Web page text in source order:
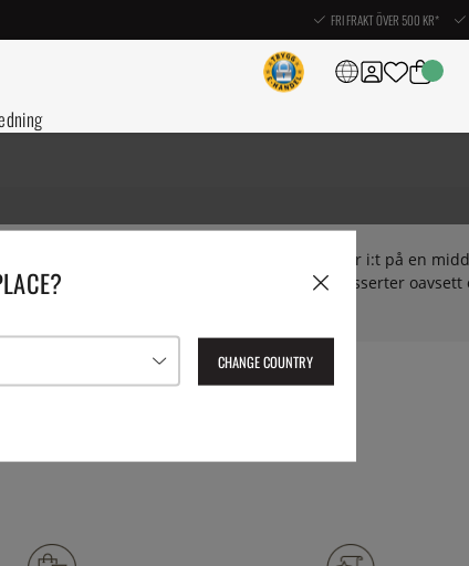
FRI FRAKT ÖVER 500 KR*
En efterrätt kan verkligen sätta pricken över i:t på en
hittar du kokböcker som har efterrätter och desserter
Vi har böcker som kräver en del förkunskap och böcker
CHANGE COUNTRY